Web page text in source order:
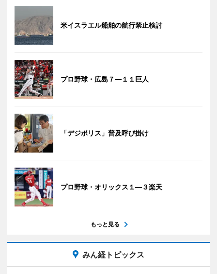
米イスラエル船舶の航行禁止検討
プロ野球・広島７―１１巨人
「デジポリス」普及呼び掛け
プロ野球・オリックス１―３楽天
もっと見る
みん経トピックス